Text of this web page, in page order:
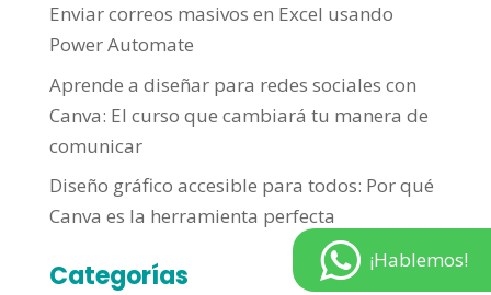
Enviar correos masivos en Excel usando
Power Automate
Aprende a diseñar para redes sociales con
Canva: El curso que cambiará tu manera de
comunicar
Diseño gráfico accesible para todos: Por qué
Canva es la herramienta perfecta
Categorías
¡Hablemos!